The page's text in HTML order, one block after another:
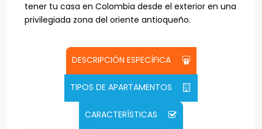
tener tu casa en Colombia desde el exterior en una
privilegiada zona del oriente antioqueño.
DESCRIPCIÓN ESPECÍFICA
TIPOS DE APARTAMENTOS
CARACTERÍSTICAS